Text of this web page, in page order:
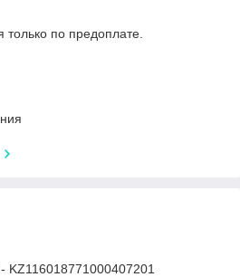
только по предоплате.
KZ116018771000407201